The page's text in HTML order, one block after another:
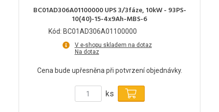
BC01AD306A01100000 UPS 3/3fáze, 10kW - 93PS-
10(40)-15-4x9Ah-MBS-6
Kód: BC01AD306A01100000
V e-shopu skladem na dotaz
Na dotaz
Cena bude upřesněna při potvrzení objednávky.
ks